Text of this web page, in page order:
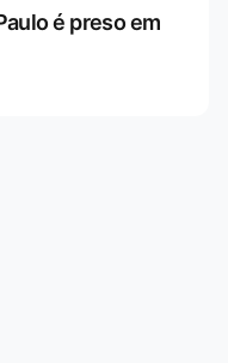
é preso em